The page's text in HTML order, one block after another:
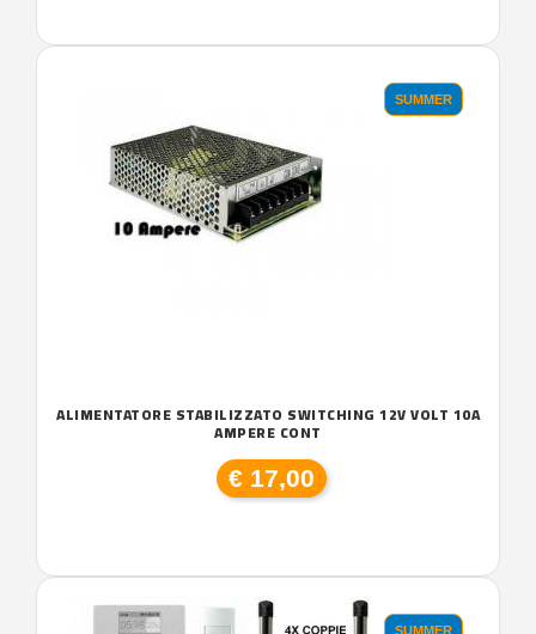
SUMMER
ALIMENTATORE STABILIZZATO SWITCHING 12V VOLT 10A
AMPERE CONT
€ 17,00
SUMMER